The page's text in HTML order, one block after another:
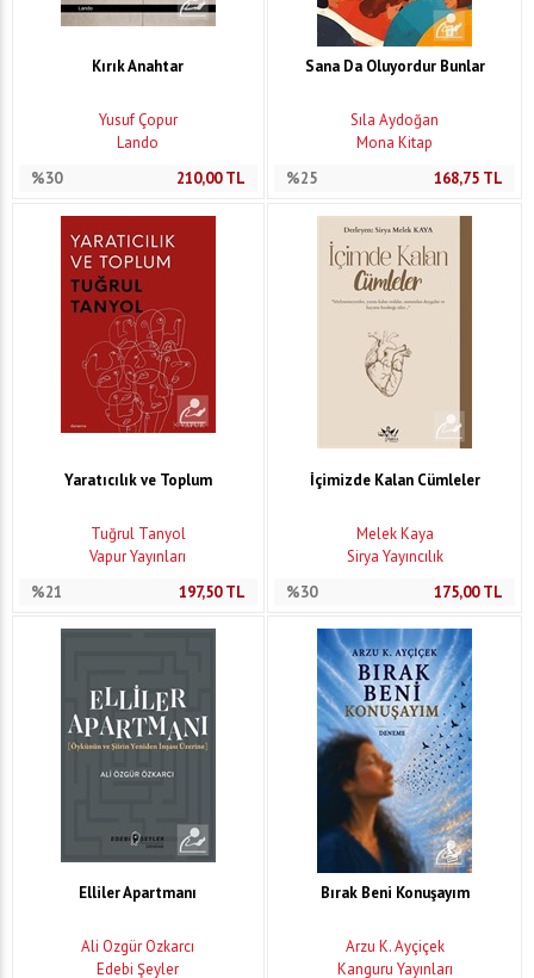
Kırık Anahtar
Yusuf Çopur
Lando
%30
210,00TL
Sana Da Oluyordur Bunlar
Sıla Aydoğan
Mona Kitap
%25
168,75 TL
Yaratıcılık ve Toplum
Tuğrul Tanyol
Vapur Yayınları
%21
197,50TL
İçimizde Kalan Cümleler
Melek Kaya
Sirya Yayıncılık
%30
175,00TL
Elliler Apartmanı
Ali Özgür Özkarcı
Edebi Şeyler
Bırak Beni Konuşayım
Arzu K. Ayçiçek
Kanguru Yayınları